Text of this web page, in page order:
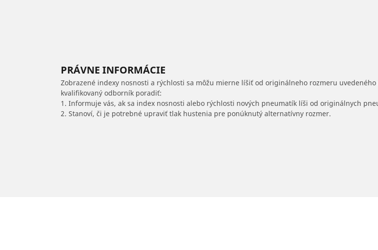
PRÁVNE INFORMÁCIE
Zobrazené indexy nosnosti a rýchlosti sa môžu mierne líšiť od originálneho rozmeru
kvalifikovaný odborník poradiť:
1. Informuje vás, ak sa index nosnosti alebo rýchlosti nových pneumatík líši od originálnych
2. Stanoví, či je potrebné upraviť tlak hustenia pre ponúknutý alternatívny rozmer.